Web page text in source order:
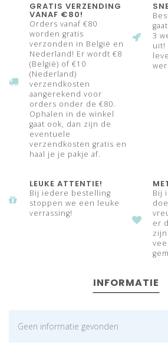
GRATIS VERZENDING
VANAF €80!
Orders vanaf €80
worden gratis
verzonden in België en
Nederland! Er wordt €8
(België) of €10
(Nederland)
verzendkosten
aangerekend voor
orders onder de €80.
Ophalen in de winkel
gaat ook, dan zijn de
eventuele
verzendkosten gratis en
haal je je pakje af.
3
uit!
LEUKE ATTENTIE!
Bij iedere bestelling
stoppen we een leuke
verrassing!
Bij
er
INFORMATIE
Geen informatie gevonden